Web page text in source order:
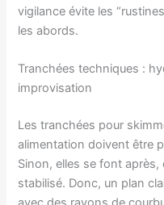
vigilance évite les
les abords.
Tranchées techniques :
improvisation
Les tranchées pour
alimentation doivent être
Sinon, elles se font
stabilisé. Donc, un plan